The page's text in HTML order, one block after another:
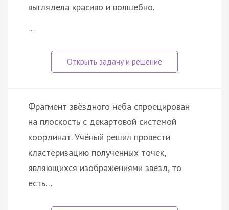
выглядела красиво и волшебно.
…
Фрагмент звёздного неба спроецирован
на плоскость с декартовой системой
координат. Учёный решил провести
кластеризацию полученных точек,
являющихся изображениями звёзд, то
есть…